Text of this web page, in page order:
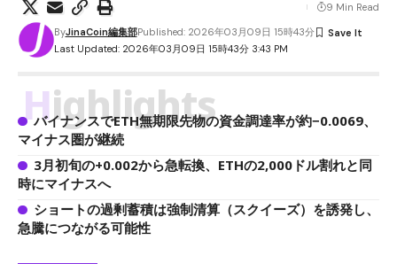
Last Updated: 2026年03月09日 15時43分 3:43 PM
ByJinaCoin編集部Published: 2026年03月09日 15時43分
9 Min Read
Highlights
バイナンスでETH無期限先物の資金調達率が約−0.0069、
マイナス圏が継続
3月初旬の+0.002から急転換、ETHの2,000ドル割れと同
時にマイナスへ
ショートの過剰蓄積は強制清算（スクイーズ）を誘発し、
急騰につながる可能性